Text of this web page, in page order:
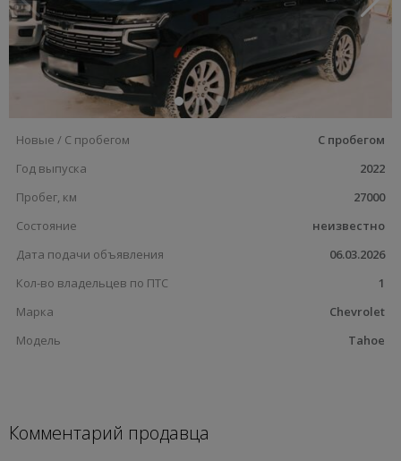
Новые / С пробегом
С пробегом
Год выпуска
2022
Пробег, км
27000
Состояние
неизвестно
Дата подачи объявления
06.03.2026
Кол-во владельцев по ПТС
1
Марка
Chevrolet
Модель
Tahoe
Комментарий продавца